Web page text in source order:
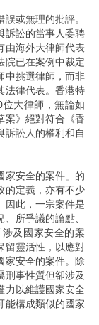
或無理的批評。
訴訟的當事人委聘
由海外大律師代表
院已在案例中裁定
中挑選律師，而非
法律代表。香港特
大律師，無論如
案》絕對符合《香
訴訟人的權利和自
安全的案件」的
的定義，亦有不少
因此，一宗案件是
所爭議的論點、
及國家安全的案
留靈活性，以應對
家安全的案件。除
刑事性質但卻涉及
力以維護國家安全
能構成類似的國家